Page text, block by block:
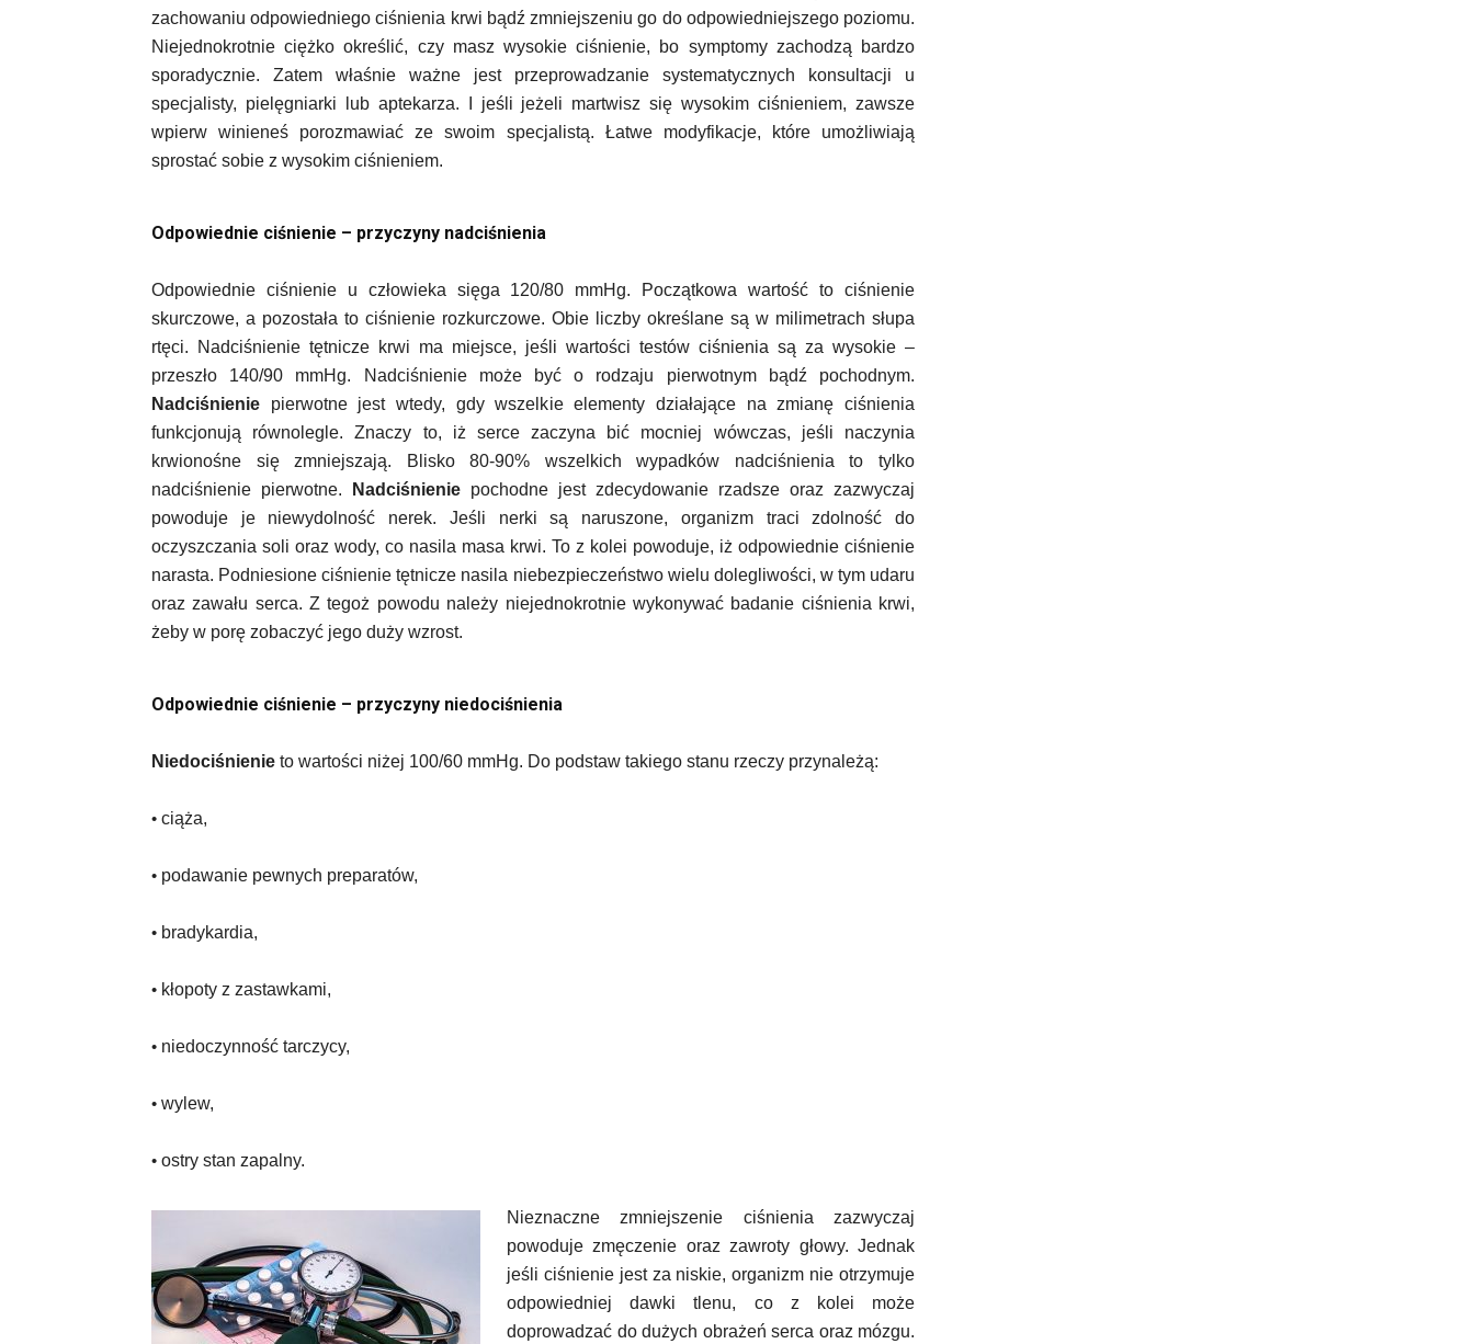
zachowaniu odpowiedniego ciśnienia krwi bądź zmniejszeniu go do odpowiedniejszego poziomu.
Niejednokrotnie ciężko określić, czy masz wysokie ciśnienie, bo symptomy zachodzą bardzo
sporadycznie. Zatem właśnie ważne jest przeprowadzanie systematycznych konsultacji u
specjalisty, pielęgniarki lub aptekarza. I jeśli jeżeli martwisz się wysokim ciśnieniem, zawsze
wpierw winieneś porozmawiać ze swoim specjalistą. Łatwe modyfikacje, które umożliwiają
sprostać sobie z wysokim ciśnieniem.
Odpowiednie ciśnienie – przyczyny nadciśnienia
Odpowiednie ciśnienie u człowieka sięga 120/80 mmHg. Początkowa wartość to ciśnienie
skurczowe, a pozostała to ciśnienie rozkurczowe. Obie liczby określane są w milimetrach słupa
rtęci. Nadciśnienie tętnicze krwi ma miejsce, jeśli wartości testów ciśnienia są za wysokie –
przeszło 140/90 mmHg. Nadciśnienie może być o rodzaju pierwotnym bądź pochodnym.
Nadciśnienie pierwotne jest wtedy, gdy wszelkie elementy działające na zmianę ciśnienia
funkcjonują równolegle. Znaczy to, iż serce zaczyna bić mocniej wówczas, jeśli naczynia
krwionośne się zmniejszają. Blisko 80-90% wszelkich wypadków nadciśnienia to tylko
nadciśnienie pierwotne.
Nadciśnienie pochodne jest zdecydowanie rzadsze oraz zazwyczaj
powoduje je niewydolność nerek. Jeśli nerki są naruszone, organizm traci zdolność do
oczyszczania soli oraz wody, co nasila masa krwi. To z kolei powoduje, iż odpowiednie ciśnienie
narasta. Podniesione ciśnienie tętnicze nasila niebezpieczeństwo wielu dolegliwości, w tym udaru
oraz zawału serca. Z tegoż powodu należy niejednokrotnie wykonywać badanie ciśnienia krwi,
żeby w porę zobaczyć jego duży wzrost.
Odpowiednie ciśnienie – przyczyny niedociśnienia
Niedociśnienie to wartości niżej 100/60 mmHg. Do podstaw takiego stanu rzeczy przynależą:
• ciąża,
• podawanie pewnych preparatów,
• bradykardia,
• kłopoty z zastawkami,
• niedoczynność tarczycy,
• wylew,
• ostry stan zapalny.
Nieznaczne zmniejszenie ciśnienia zazwyczaj
powoduje zmęczenie oraz zawroty głowy. Jednak
jeśli ciśnienie jest za niskie, organizm nie otrzymuje
odpowiedniej dawki tlenu, co z kolei może
doprowadzać do dużych obrażeń serca oraz mózgu.